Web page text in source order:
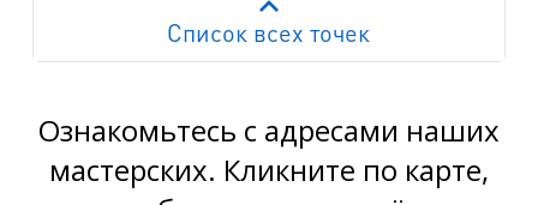
пр. Просвещения, д.20
м. Пр. Ветеранов
Работает на API 2ГИС
Лицензионное соглашение
Список всех точек
Ознакомьтесь с адресами наших
мастерских. Кликните по карте,